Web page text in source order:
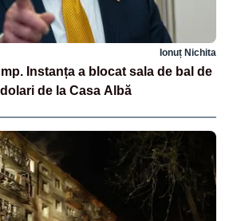
Ionuț Nichita
Instanța a blocat sala de bal de
de la Casa Albă